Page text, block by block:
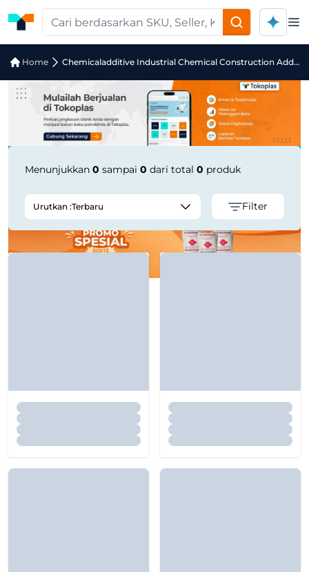
Home Chemicaladditive Industrial Chemical Construction Additive
Jual Chemicaladditive Industrial
Menunjukkan 0 sampai 0 dari total 0 produk
Urutkan :Terbaru Filter